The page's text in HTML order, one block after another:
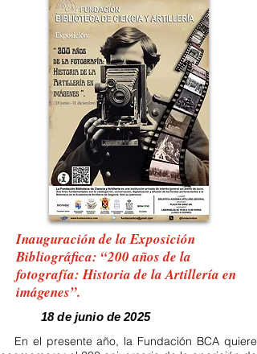
Inauguración de la Exposición
Bibliográfica: “200 años de la
fotografía: Historia de la Artillería en
imágenes”.
18 de junio de 2025
En el presente año, la Fundación BCA quiere